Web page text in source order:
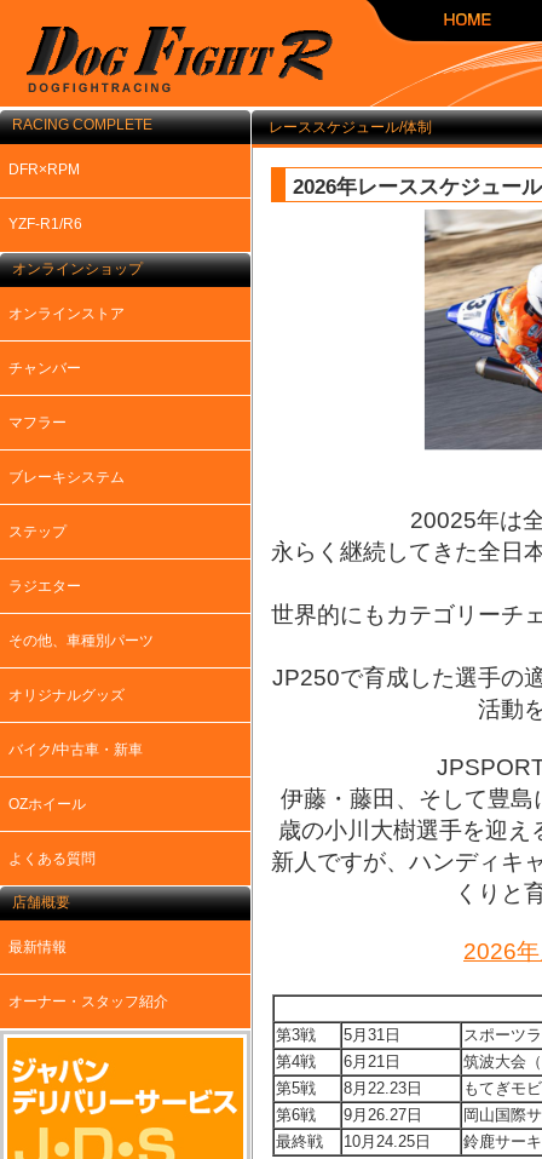
レーススケジュール/体制
2026年レーススケジュール
20025年は
永らく継続してきた全日
世界的にもカテゴリーチ
JP250で育成した選手の
活動
伊藤・藤田、そして豊
歳の小川大樹選手を迎
新人ですが、ハンディキ
くりと
2026
第3戦 5月31日
スポーツ
第4戦
6月21日
筑波大会
第5戦
8月22.23日
もてぎモ
第6戦
9月26.27日
岡山国際
最終戦
10月24.25日 鈴鹿サー
RACING COMPLETE
DFR×RPM
YZF-R1/R6
オンラインショップ
オンラインストア
チャンバー
マフラー
ブレーキシステム
ステップ
ラジエター
その他、車種別パーツ
オリジナルグッズ
バイク/中古車・新車
OZホイール
よくある質問
店舗概要
最新情報
オーナー・スタッフ紹介